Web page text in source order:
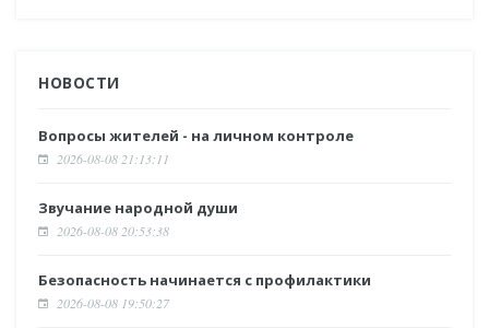
НОВОСТИ
Вопросы жителей - на личном контроле
2026-08-08 21:13:11
Звучание народной души
2026-08-08 20:53:38
Безопасность начинается с профилактики
2026-08-08 19:50:27